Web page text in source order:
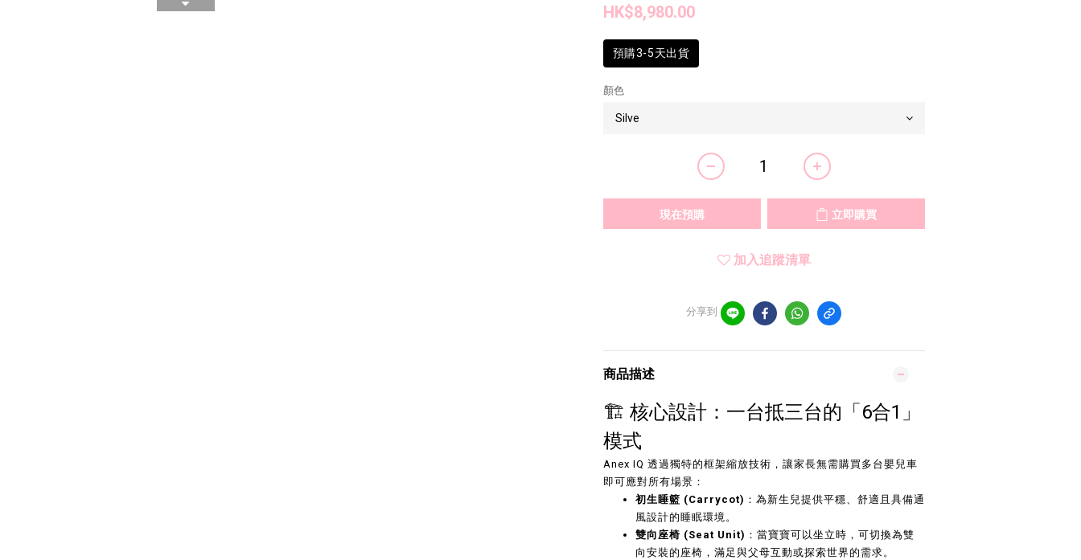
HK$8,980.00
預購3-5天出貨
顏色
現在預購 立即購買
加入追蹤清單
分享到
商品描述
🏗️ 核心設計：一台抵三台的「6合1」
模式
Anex IQ 透過獨特的框架縮放技術，讓家長無需購買多台嬰兒車
即可應對所有場景：
初生睡籃 (Carrycot) ：為新生兒提供平穩、舒適且具備通
風設計的睡眠環境。
雙向座椅 (Seat Unit) ：當寶寶可以坐立時，可切換為雙
向安裝的座椅，滿足與父母互動或探索世界的需求。